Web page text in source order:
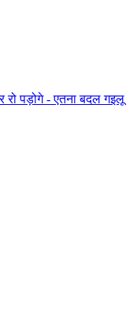
रो पड़ोगे - एतना बदल गइलू